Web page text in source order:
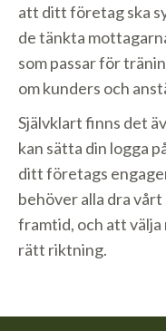
att ditt företag ska
de tänkta
som passar för
om kunders och
Självklart finns det
kan sätta din logga
ditt företags
behöver alla dra
framtid, och att välja
rätt riktning.